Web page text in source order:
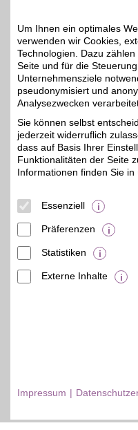
Beamten-
Alle Rechte
Um Ihnen ein optimales
verwenden wir Cookies,
Technologien. Dazu
Seite und für die
Unternehmensziele
pseudonymisiert und
Analysezwecken
Sie können selbst
jederzeit widerruflich
dass auf Basis Ihrer
Funktionalitäten der Seite
Informationen finden Sie in
Essenziell
Präferenzen
Statistiken
Externe Inhalte
Impressum